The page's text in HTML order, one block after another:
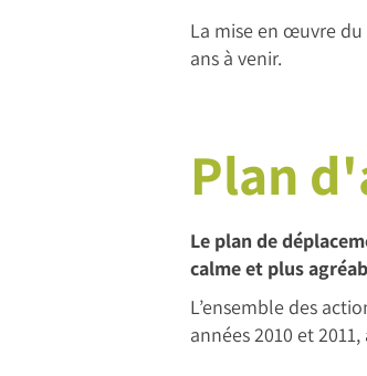
La mise en œuvre
ans à venir.
Plan
Le plan de
calme et plus
L’ensemble des
années 2010 et